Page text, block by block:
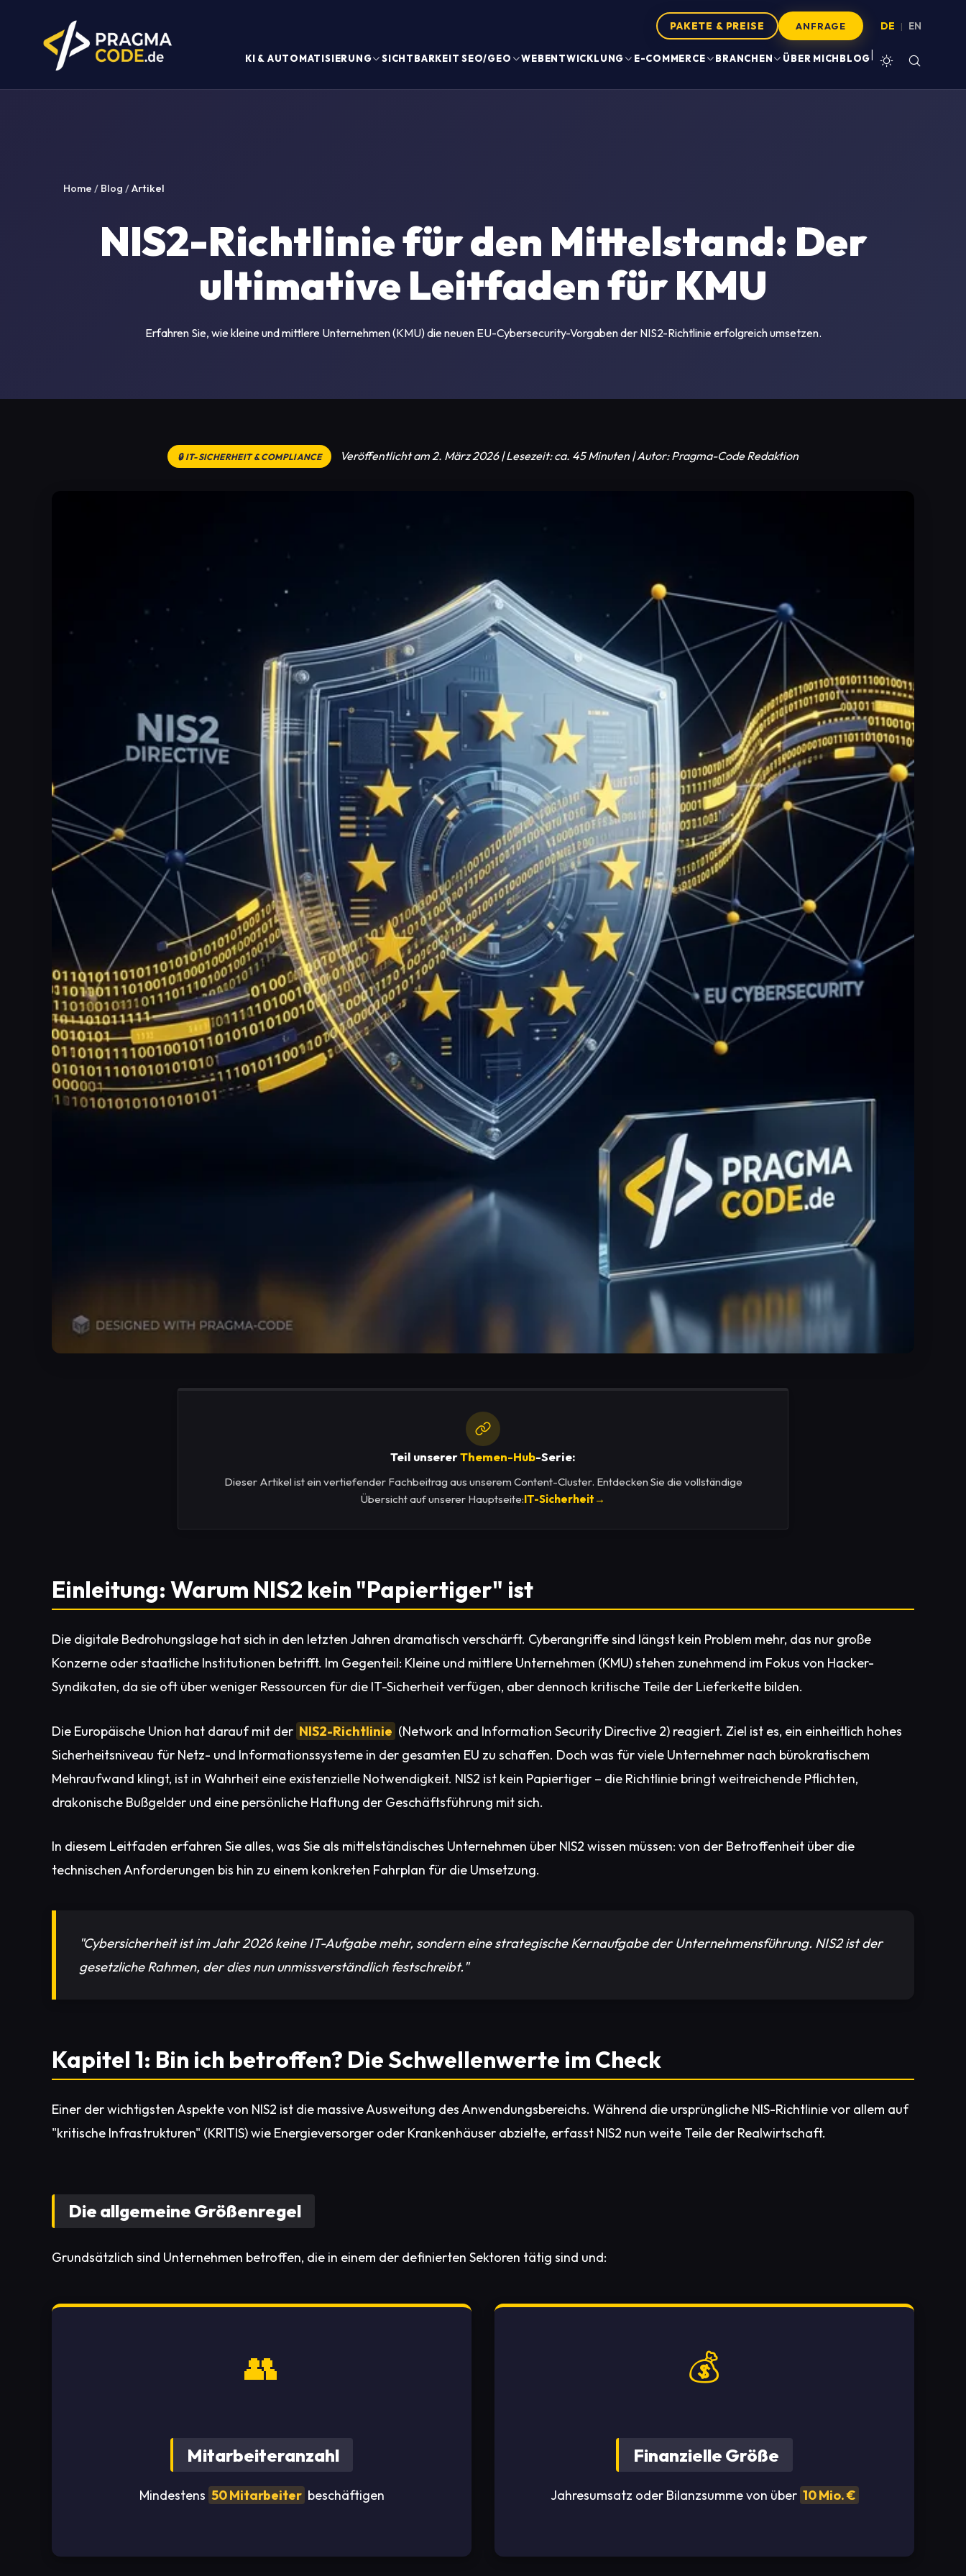
PAKETE & PREISE ANFRAGE DE | EN
KI & AUTOMATISIERUNG SICHTBARKEIT SEO/GEO WEBENTWICKLUNG E-COMMERCE BRANCHEN ÜBER MICHBLOG
Home / Blog /Artikel
NIS2-Richtlinie für den Mittelstand: Der
ultimative Leitfaden für KMU
Erfahren Sie, wie kleine und mittlere Unternehmen (KMU) die neuen EU-Cybersecurity-Vorgaben der NIS2-Richtlinie erfolgreich umsetzen.
🔒 IT-SICHERHEIT & COMPLIANCE Veröffentlicht am 2. März 2026 | Lesezeit: ca. 45 Minuten | Autor: Pragma-Code Redaktion
Teil unsererThemen-Hub-Serie:
Dieser Artikel ist ein vertiefender Fachbeitrag aus unserem Content-Cluster. Entdecken Sie die vollständige
Übersicht auf unserer Hauptseite:IT-Sicherheit →
Einleitung: Warum NIS2 kein "Papiertiger" ist
Die digitale Bedrohungslage hat sich in den letzten Jahren dramatisch verschärft. Cyberangriffe sind längst kein Problem mehr, das nur große
Konzerne oder staatliche Institutionen betrifft. Im Gegenteil: Kleine und mittlere Unternehmen (KMU) stehen zunehmend im Fokus von Hacker-
Syndikaten, da sie oft über weniger Ressourcen für die IT-Sicherheit verfügen, aber dennoch kritische Teile der Lieferkette bilden.
Die Europäische Union hat darauf mit der NIS2-Richtlinie (Network and Information Security Directive 2) reagiert. Ziel ist es, ein einheitlich hohes
Sicherheitsniveau für Netz- und Informationssysteme in der gesamten EU zu schaffen. Doch was für viele Unternehmer nach bürokratischem
Mehraufwand klingt, ist in Wahrheit eine existenzielle Notwendigkeit. NIS2 ist kein Papiertiger – die Richtlinie bringt weitreichende Pflichten,
drakonische Bußgelder und eine persönliche Haftung der Geschäftsführung mit sich.
In diesem Leitfaden erfahren Sie alles, was Sie als mittelständisches Unternehmen über NIS2 wissen müssen: von der Betroffenheit über die
technischen Anforderungen bis hin zu einem konkreten Fahrplan für die Umsetzung.
"Cybersicherheit ist im Jahr 2026 keine IT-Aufgabe mehr, sondern eine strategische Kernaufgabe der Unternehmensführung. NIS2 ist der
gesetzliche Rahmen, der dies nun unmissverständlich festschreibt."
Kapitel 1: Bin ich betroffen? Die Schwellenwerte im Check
Einer der wichtigsten Aspekte von NIS2 ist die massive Ausweitung des Anwendungsbereichs. Während die ursprüngliche NIS-Richtlinie vor allem auf
"kritische Infrastrukturen" (KRITIS) wie Energieversorger oder Krankenhäuser abzielte, erfasst NIS2 nun weite Teile der Realwirtschaft.
Die allgemeine Größenregel
Grundsätzlich sind Unternehmen betroffen, die in einem der definierten Sektoren tätig sind und:
👥
Mitarbeiteranzahl
Mindestens 50 Mitarbeiter beschäftigen
💰
Finanzielle Größe
Jahresumsatz oder Bilanzsumme von über 10 Mio. €